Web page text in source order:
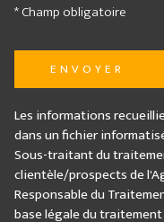
* Champ obligatoire
ENVOYER
Les informations
dans un fichier
Sous-traitant du
clientèle/prospects de
Responsable du
base légale du